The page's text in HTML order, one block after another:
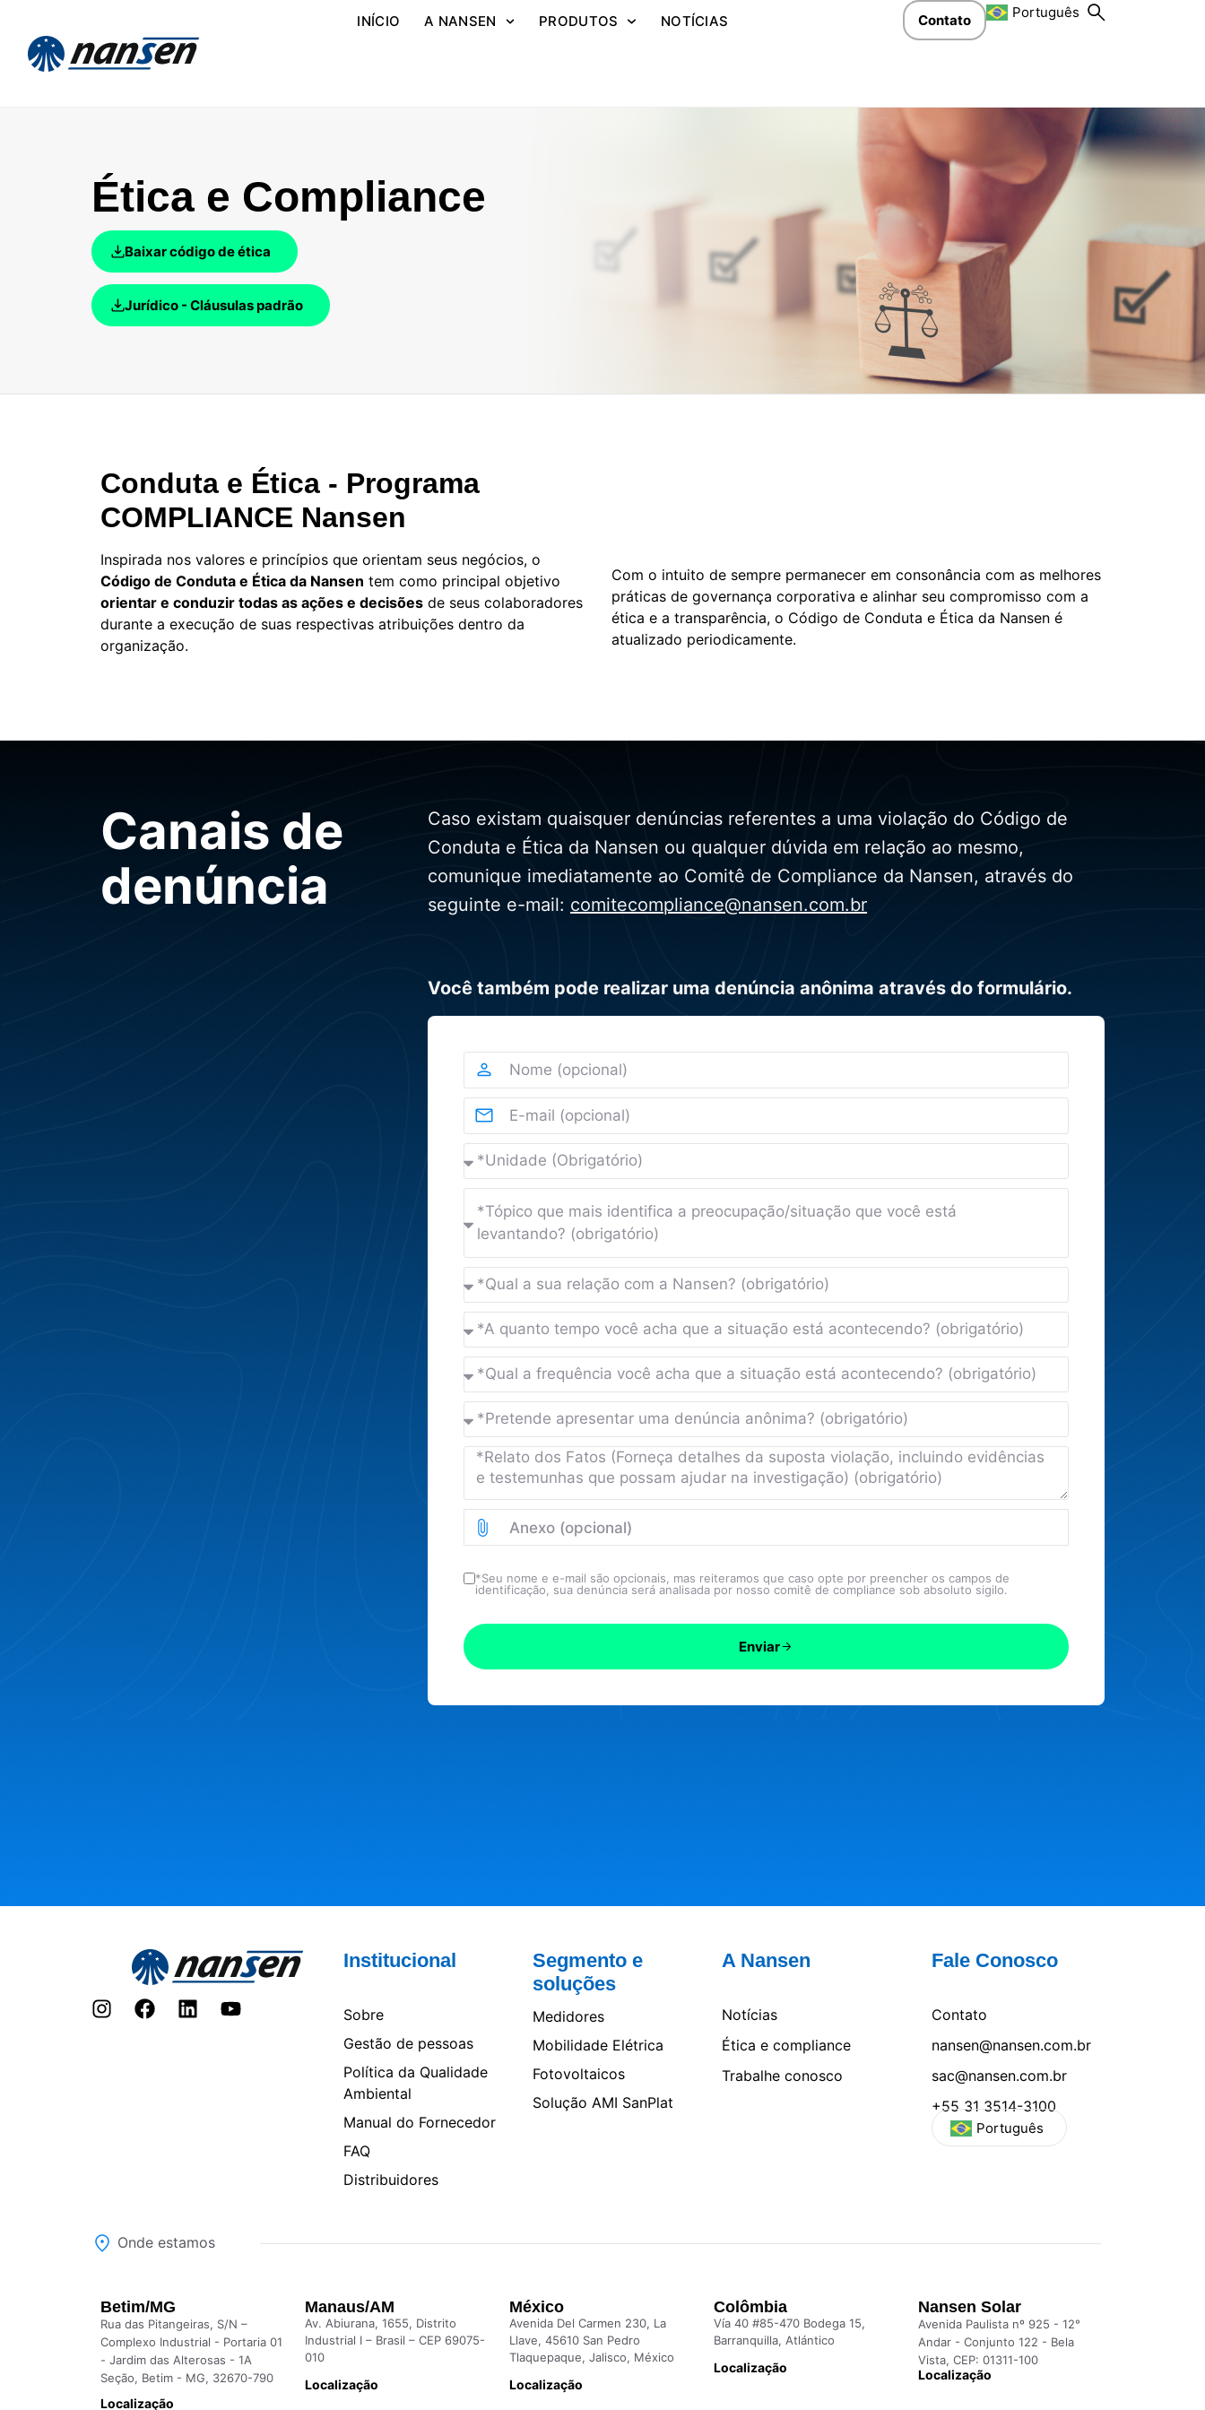
INÍCIO A NANSEN PRODUTOS NOTÍCIAS Contato Português
Ética e Compliance
Baixar código de ética
Jurídico - Cláusulas padrão
Conduta e Ética - Programa
COMPLIANCE Nansen
Inspirada nos valores e princípios que orientam seus negócios, o
Código de Conduta e Ética da Nansen tem como principal objetivo
orientar e conduzir todas as ações e decisões de seus colaboradores
durante a execução de suas respectivas atribuições dentro da
organização.
Com o intuito de sempre permanecer em consonância com as melhores
práticas de governança corporativa e alinhar seu compromisso com a
ética e a transparência, o Código de Conduta e Ética da Nansen é
atualizado periodicamente.
Canais de
denúncia
Caso existam quaisquer denúncias referentes a uma violação do Código de
Conduta e Ética da Nansen ou qualquer dúvida em relação ao mesmo,
comunique imediatamente ao Comitê de Compliance da Nansen, através do
seguinte e-mail: comitecompliance@nansen.com.br
Você também pode realizar uma denúncia anônima através do formulário.
Anexo (opcional)
*Seu nome e e-mail são opcionais, mas reiteramos que caso opte por preencher os campos de
identificação, sua denúncia será analisada por nosso comitê de compliance sob absoluto sigilo.
Enviar
Institucional
Sobre
Gestão de pessoas
Política da Qualidade
Ambiental
Manual do Fornecedor
FAQ
Distribuidores
Segmento e
soluções
Medidores
Mobilidade Elétrica
Fotovoltaicos
Solução AMI SanPlat
A Nansen
Notícias
Ética e compliance
Trabalhe conosco
Fale Conosco
Contato
nansen@nansen.com.br
sac@nansen.com.br
+55 31 3514-3100
Português
Onde estamos
Betim/MG
Rua das Pitangeiras, S/N –
Complexo Industrial - Portaria 01
- Jardim das Alterosas - 1A
Seção, Betim - MG, 32670-790
Localização
Manaus/AM
Av. Abiurana, 1655, Distrito
Industrial I – Brasil – CEP 69075-
010
Localização
México
Avenida Del Carmen 230, La
Llave, 45610 San Pedro
Tlaquepaque, Jalisco, México
Localização
Colômbia
Vía 40 #85-470 Bodega 15,
Barranquilla, Atlántico
Localização
Nansen Solar
Avenida Paulista nº 925 - 12°
Andar - Conjunto 122 - Bela
Vista, CEP: 01311-100
Localização